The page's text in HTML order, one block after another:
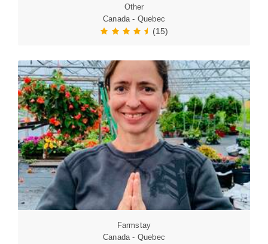
Other
Canada - Quebec
(15)
Farmstay
Canada - Quebec